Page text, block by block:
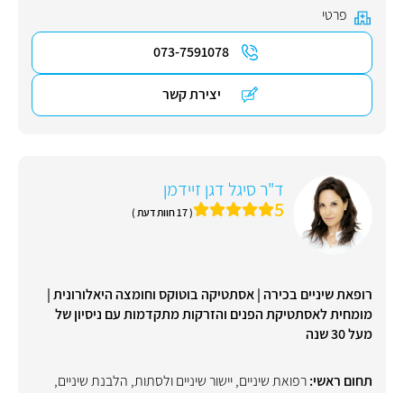
פרטי
073-7591078
יצירת קשר
ד"ר סיגל דגן זיידמן
5 ( 17 חוות דעת )
רופאת שיניים בכירה | אסתטיקה בוטוקס וחומצה היאלורונית |
מומחית לאסתטיקת הפנים והזרקות מתקדמות עם ניסיון של
מעל 30 שנה
תחום ראשי:רפואת שיניים,יישור שיניים ולסתות, הלבנת שיניים,